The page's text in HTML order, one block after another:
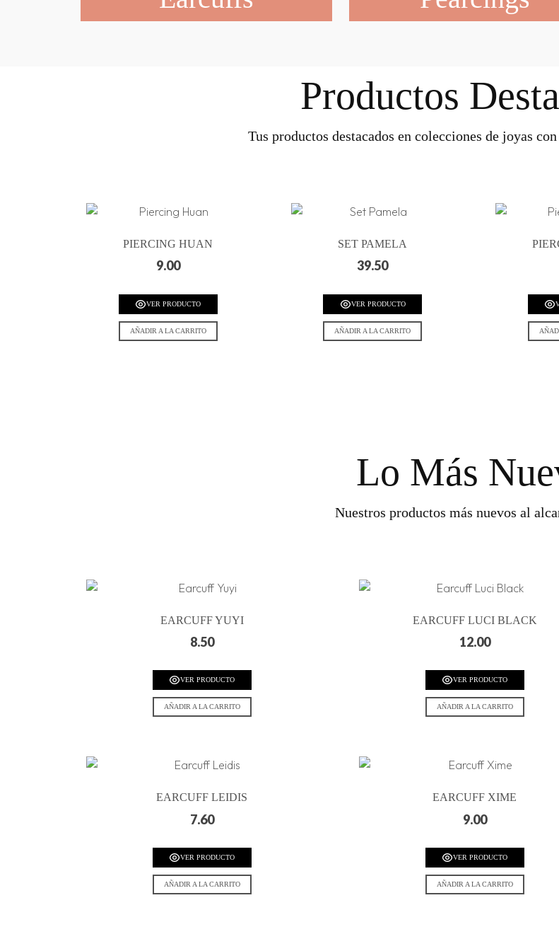
Productos
Tus productos destacados en colecciones de joyas
PIERCING HUAN
9.00
VER PRODUCTO
AÑADIR A LA CARRITO
SET PAMELA
39.50
VER PRODUCTO
AÑADIR A LA CARRITO
Lo Más
Nuestros productos más nuevos al
EARCUFF YUYI
8.50
VER PRODUCTO
AÑADIR A LA CARRITO
EARCUFF LUCI BLACK
12.00
VER PRODUCTO
AÑADIR A LA CARRITO
EARCUFF LEIDIS
7.60
VER PRODUCTO
AÑADIR A LA CARRITO
EARCUFF XIME
9.00
VER PRODUCTO
AÑADIR A LA CARRITO